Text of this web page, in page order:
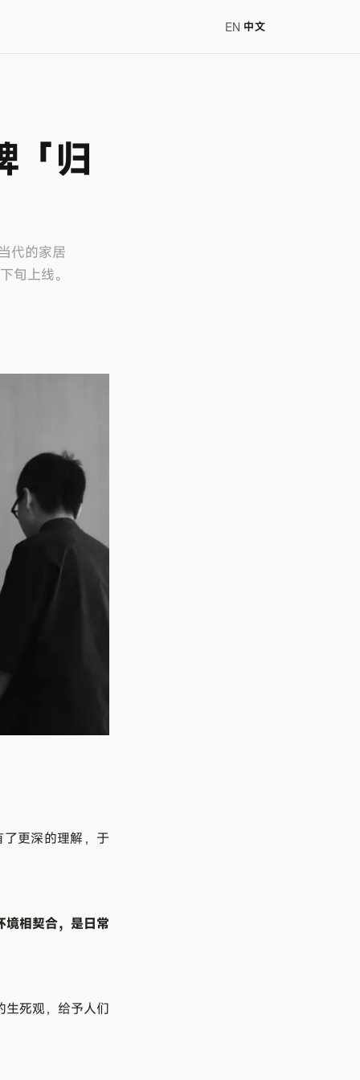
EN 中文
「归
代的家居
旬上线。
更深的理解，于
境相契合，是日常
生死观，给予人们